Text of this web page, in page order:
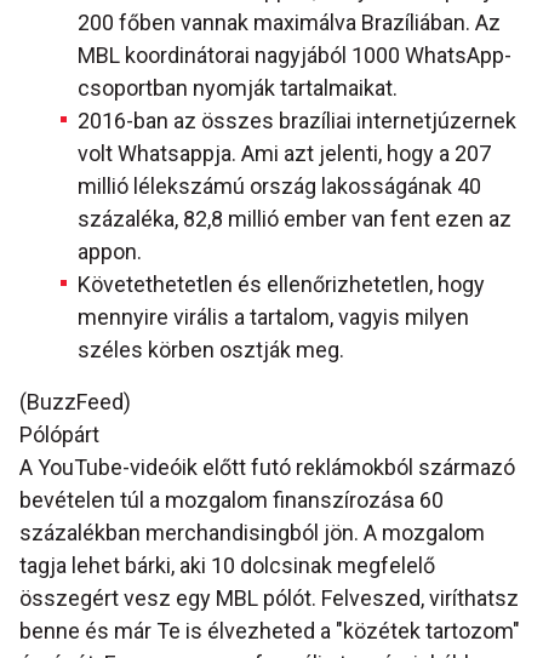
200 főben vannak maximálva Brazíliában. Az
MBL koordinátorai nagyjából 1000 WhatsApp-
csoportban nyomják tartalmaikat.
2016-ban az összes brazíliai internetjúzernek
volt Whatsappja. Ami azt jelenti, hogy a 207
millió lélekszámú ország lakosságának 40
százaléka, 82,8 millió ember van fent ezen az
appon.
Követethetetlen és ellenőrizhetetlen, hogy
mennyire virális a tartalom, vagyis milyen
széles körben osztják meg.
(BuzzFeed)
Pólópárt
A YouTube-videóik előtt futó reklámokból származó
bevételen túl a mozgalom finanszírozása 60
százalékban merchandisingból jön. A mozgalom
tagja lehet bárki, aki 10 dolcsinak megfelelő
összegért vesz egy MBL pólót. Felveszed, viríthatsz
benne és már Te is élvezheted a "közétek tartozom"